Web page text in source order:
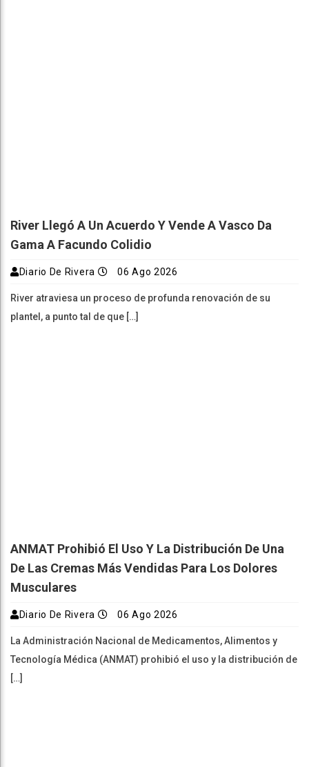
River Llegó A Un Acuerdo Y Vende A Vasco Da
Gama A Facundo Colidio
Diario De Rivera 06 Ago 2026
River atraviesa un proceso de profunda renovación de su
plantel, a punto tal de que […]
ANMAT Prohibió El Uso Y La Distribución De Una
De Las Cremas Más Vendidas Para Los Dolores
Musculares
Diario De Rivera 06 Ago 2026
La Administración Nacional de Medicamentos, Alimentos y
Tecnología Médica (ANMAT) prohibió el uso y la distribución de
[…]